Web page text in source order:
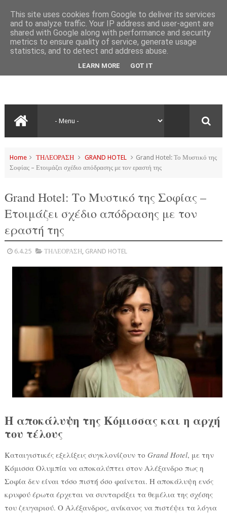
Home ΤΗΛΕΟΡΑΣΗ GRAND HOTEL
Grand Hotel: Το Μυστικό της
Σοφίας – Ετοιμάζει σχέδιο απόδρασης με τον εραστή της
Grand Hotel: Το Μυστικό της Σοφίας –
Ετοιμάζει σχέδιο απόδρασης με τον
εραστή της
6.4.25 ΤΗΛΕΟΡΑΣΗ, GRAND HOTEL
Η αποκάλυψη της Κόμισσας και η αρχή
του τέλους
Καταιγιστικές εξελίξεις συγκλονίζουν το Grand Hotel, με την
Κόμισσα Ολυμπία να αποκαλύπτει στον Αλέξανδρο πως η
Σοφία δεν είναι τόσο πιστή όσο φαίνεται. Η αποκάλυψη ενός
κρυφού έρωτα έρχεται να συνταράξει τα θεμέλια της σχέσης
του ζευγαριού. Ο Αλέξανδρος, ανίκανος να πιστέψει τα λόγια
This site uses cookies from Google to deliver its services
and to analyze traffic. Your IP address and user-agent are
shared with Google along with performance and security
metrics to ensure quality of service, generate usage
statistics, and to detect and address abuse.
LEARN MORE GOT IT